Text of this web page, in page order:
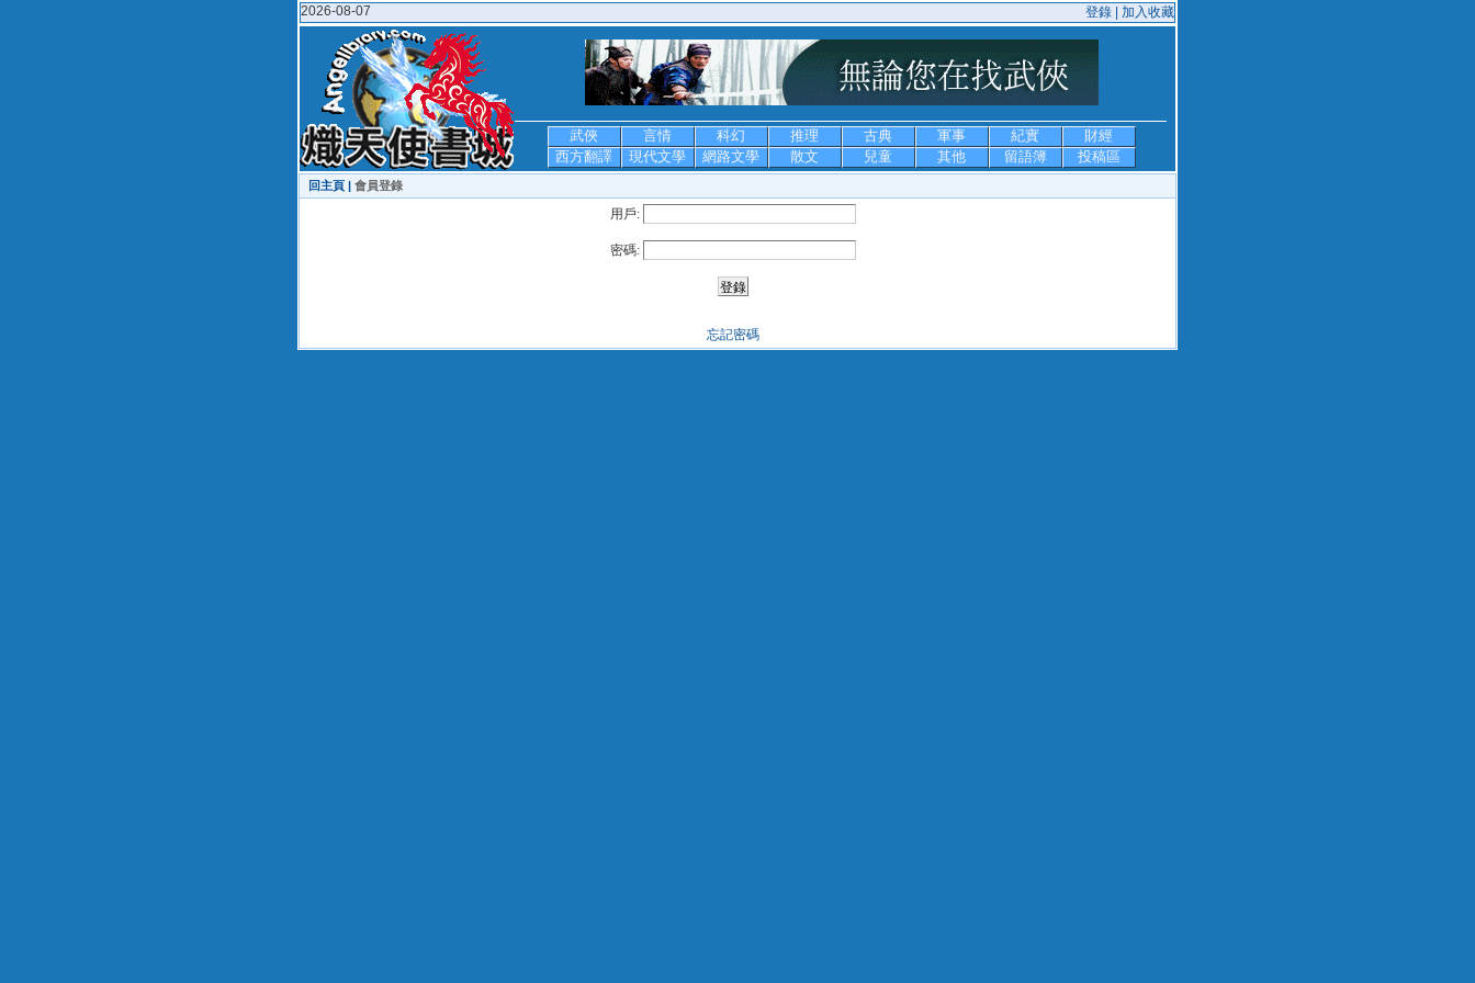
2026-08-07 登錄 | 加入收藏
武俠 言情 科幻 推理 古典 軍事 紀實
財經
西方翻譯
現代文學 網路文學 散文 兒童 其他 留語簿 投稿區
回主頁 | 會員登錄
用戶:
密碼:
忘記密碼